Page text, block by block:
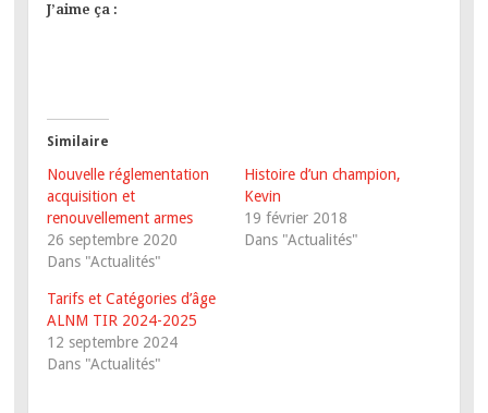
J’aime ça :
Similaire
Nouvelle réglementation
acquisition et
renouvellement armes
26 septembre 2020
Dans "Actualités"
Histoire d’un champion,
Kevin
19 février 2018
Dans "Actualités"
Tarifs et Catégories d’âge
ALNM TIR 2024-2025
12 septembre 2024
Dans "Actualités"